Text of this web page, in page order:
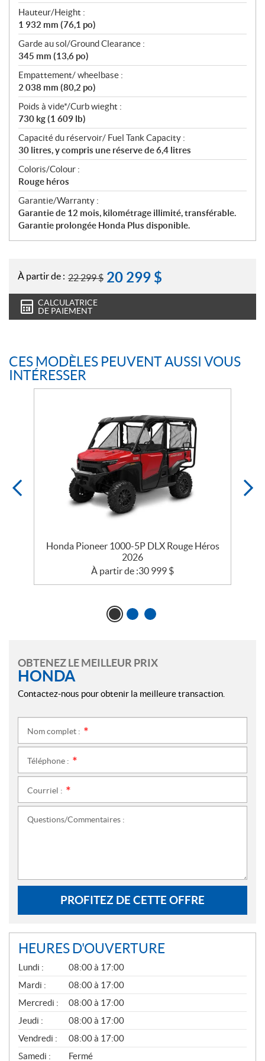
Hauteur/Height :
1 932 mm (76,1 po)
Garde au sol/Ground Clearance :
345 mm (13,6 po)
Empattement/ wheelbase :
2 038 mm (80,2 po)
Poids à vide*/Curb wieght :
730 kg (1 609 lb)
Capacité du réservoir/ Fuel Tank Capacity :
30 litres, y compris une réserve de 6,4 litres
Coloris/Colour :
Rouge héros
Garantie/Warranty :
Garantie de 12 mois, kilométrage illimité, transférable.
Garantie prolongée Honda Plus disponible.
À partir de : 22 299$ 20 299 $
CALCULATRICE
DE PAIEMENT
CES MODÈLES PEUVENT AUSSI VOUS
INTÉRESSER
Honda Pioneer 1000-5P DLX Rouge Héros
2026
À partir de :30 999 $
OBTENEZ LE MEILLEUR PRIX
HONDA
Contactez-nous pour obtenir la meilleure transaction.
Nom complet :
Téléphone :
Courriel :
Questions/Commentaires :
PROFITEZ DE CETTE OFFRE
HEURES D'OUVERTURE
G
É
N
É
R
A
L
Lundi :
08:00 à 17:00
Mardi :
08:00 à 17:00
Mercredi :
08:00 à 17:00
Jeudi :
08:00 à 17:00
Vendredi :
08:00 à 17:00
Samedi :
Fermé